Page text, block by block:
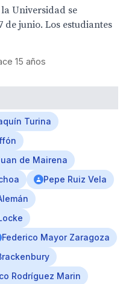
Universidad se
de junio. Los estudiantes
15 años
Turina
de Mairena
Pepe Ruiz Vela
Federico Mayor Zaragoza
Rodríguez Marin